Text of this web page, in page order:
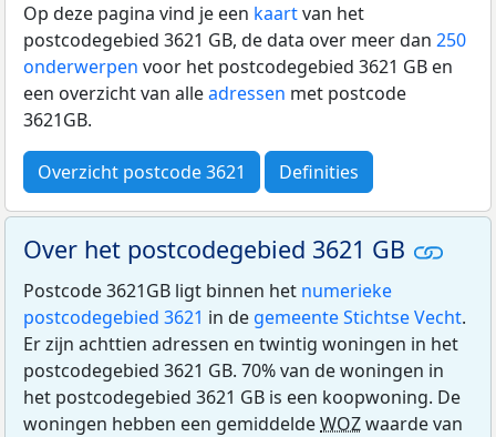
Op deze pagina vind je een kaartvan het
postcodegebied 3621 GB, de data over meer dan 250
onderwerpen voor het postcodegebied 3621 GB en
een overzicht van alleadressen met postcode
3621GB.
Overzicht postcode 3621 Definities
Over het postcodegebied 3621 GB
Postcode 3621GB ligt binnen het numerieke
postcodegebied 3621 in de gemeente Stichtse Vecht.
Er zijn achttien adressen en twintig woningen in het
postcodegebied 3621 GB. 70% van de woningen in
het postcodegebied 3621 GB is een koopwoning. De
woningen hebben een gemiddeldeWOZwaarde van